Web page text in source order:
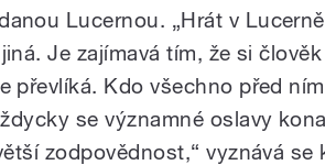
Lucernou. „Hrát v
Je zajímavá tím, že si
převlíká. Kdo všechno před
se významné oslavy
zodpovědnost,“ vyznává se